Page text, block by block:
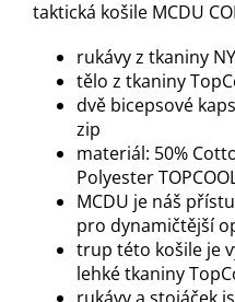
taktická košile MCDU
rukávy z tkaniny
tělo z tkaniny
dvě bicepsové
zip
materiál: 50%
Polyester
MCDU je náš
pro dynamičtější
trup této košile je
lehké tkaniny